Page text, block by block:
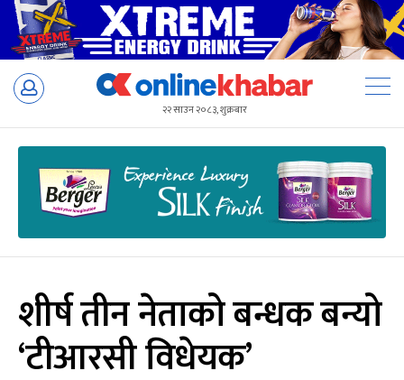
Skip
२२ साउन २०८३, शुक्रबार
शीर्ष तीन नेताको बन्धक बन्यो
‘टीआरसी विधेयक’